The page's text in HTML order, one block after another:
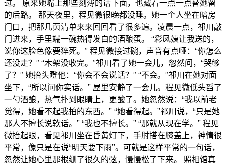
过。 原来她嘴上那些刻薄的话下面，也藏着一点一点替她留
的后路。 那天夜里，程见微很晚都没睡。她一个人坐在暗房
门口，把那几页清单来来回回看了很多遍。凌晨一点，祁川敲
门进来，手里端一碗热得发白的酒酿蛋。 “彩凤姨让我送的，
说你这脸色像要猝死。” 程见微接过碗，声音有点哑：“你怎么
还没走？” “木架没收完。”祁川看了她一会儿，忽然问，“哭够
了？” 她抬头瞪他：“你会不会说话？” “不会。”祁川在她对面
坐下，“所以问你实话。” 屋里安静了一会儿。程见微低头舀了
一勺酒酿，热气扑到眼睛上，更酸了。她忽然说：“我以前老
觉得，她看不起我拍的东西。” “她看得起。”祁川说，“只是她
那人不擅长说软话。” “我也不擅长。” “那就从现在学。” 程见
微抬起眼，看见祁川坐在昏黄灯下，手肘搭在膝盖上，神情很
平常，像只是在说“明天要下雨”。可就是这样平常的一句话，
忽然让她心里那根绷了很久的弦，慢慢松了下来。 照相馆真